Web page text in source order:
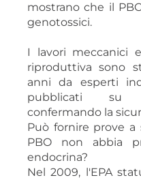
mostrano che il
genotossici.
I lavori meccanici
riproduttiva sono
anni da esperti
pubblicati su
confermando la
Può fornire prove
PBO non abbia
endocrina?
Nel 2009, l'EPA